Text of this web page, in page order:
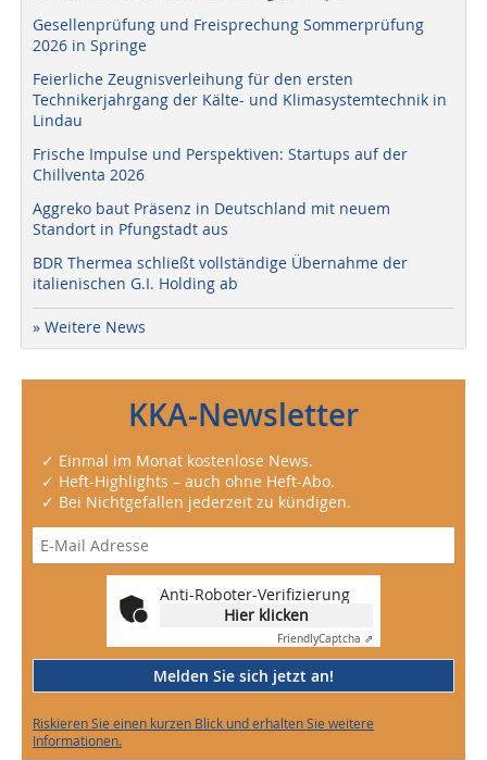
Gesellenprüfung und Freisprechung Sommerprüfung
2026 in Springe
Feierliche Zeugnisverleihung für den ersten
Technikerjahrgang der Kälte- und Klimasystemtechnik in
Lindau
Frische Impulse und Perspektiven: Startups auf der
Chillventa 2026
Aggreko baut Präsenz in Deutschland mit neuem
Standort in Pfungstadt aus
BDR Thermea schließt vollständige Übernahme der
italienischen G.I. Holding ab
» Weitere News
KKA-Newsletter
✓ Einmal im Monat kostenlose News.
✓ Heft-Highlights – auch ohne Heft-Abo.
✓ Bei Nichtgefallen jederzeit zu kündigen.
Anti-Roboter-Verifizierung
Hier klicken
FriendlyCaptcha ⇗
Melden Sie sich jetzt an!
Riskieren Sie einen kurzen Blick und erhalten Sie weitere
Informationen.